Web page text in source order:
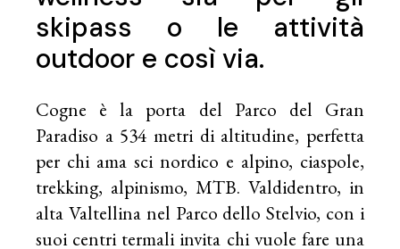
skipass o le attività
outdoor e così via.
Cogne è la porta del Parco del Gran
Paradiso a 534 metri di altitudine, perfetta
per chi ama sci nordico e alpino, ciaspole,
trekking, alpinismo, MTB. Valdidentro, in
alta Valtellina nel Parco dello Stelvio, con i
suoi centri termali invita chi vuole fare una